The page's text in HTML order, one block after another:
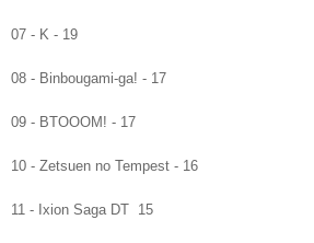
07 - K - 19
08 - Binbougami-ga! - 17
09 - BTOOOM! - 17
10 - Zetsuen no Tempest - 16
11 - Ixion Saga DT 15